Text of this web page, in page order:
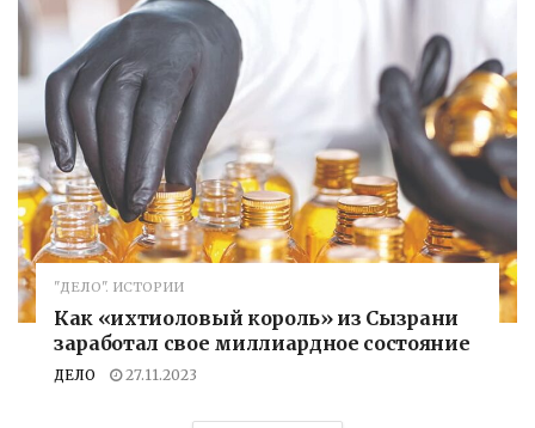
"ДЕЛО". ИСТОРИИ
Как «ихтиоловый король» из Сызрани
заработал свое миллиардное состояние
ДЕЛО 27.11.2023